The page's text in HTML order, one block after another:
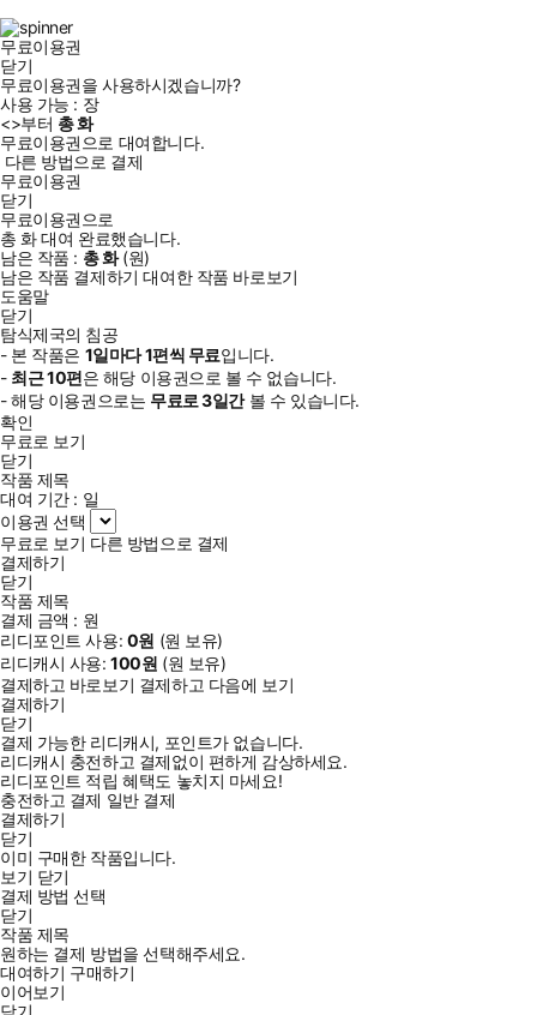
무료이용권
닫기
무료이용권을 사용하시겠습니까?
사용 가능 : 장
<>부터 총화
무료이용권으로 대여합니다.
다른 방법으로 결제
무료이용권
닫기
무료이용권으로
총 화대여 완료했습니다.
남은 작품 : 총화(원)
남은 작품 결제하기 대여한 작품 바로보기
도움말
닫기
탐식제국의 침공
- 본 작품은 1일마다1편씩 무료입니다.
- 최근10편은 해당 이용권으로 볼 수 없습니다.
- 해당 이용권으로는 무료로3일간볼 수 있습니다.
확인
무료로 보기
닫기
작품 제목
대여 기간 : 일
이용권 선택
무료로 보기 다른 방법으로 결제
결제하기
닫기
작품 제목
결제 금액 : 원
리디포인트 사용: 0원 (원 보유)
리디캐시 사용:100원 (원 보유)
결제하고 바로보기 결제하고 다음에 보기
결제하기
닫기
결제 가능한 리디캐시, 포인트가 없습니다.
리디캐시 충전하고 결제없이 편하게 감상하세요.
리디포인트 적립 혜택도 놓치지 마세요!
충전하고 결제 일반 결제
결제하기
닫기
이미 구매한 작품입니다.
보기 닫기
결제 방법 선택
닫기
작품 제목
원하는 결제 방법을 선택해주세요.
대여하기 구매하기
이어보기
닫기